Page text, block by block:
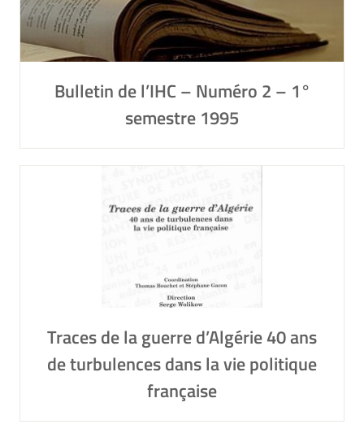
Bulletin de l’IHC – Numéro 2 – 1°
semestre 1995
Traces de la guerre d’Algérie 40 ans
de turbulences dans la vie politique
française